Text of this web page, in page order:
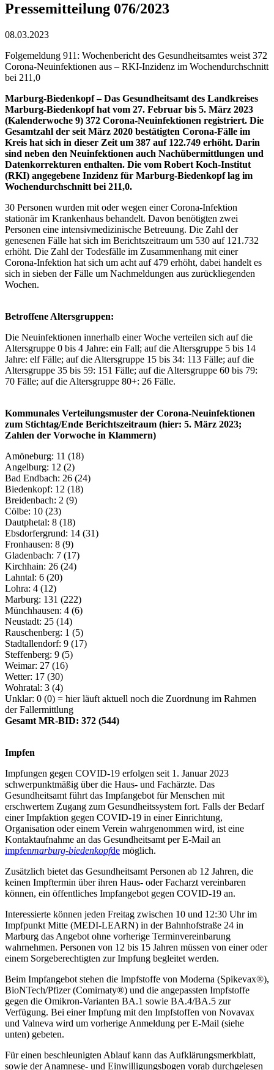
Pressemitteilung 076/2023
08.03.2023
Folgemeldung 911: Wochenbericht des Gesundheitsamtes weist 372
Corona-Neuinfektionen aus – RKI-Inzidenz im Wochendurchschnitt
bei 211,0
Marburg-Biedenkopf – Das Gesundheitsamt des Landkreises
Marburg-Biedenkopf hat vom 27. Februar bis 5. März 2023
(Kalenderwoche 9) 372 Corona-Neuinfektionen registriert. Die
Gesamtzahl der seit März 2020 bestätigten Corona-Fälle im
Kreis hat sich in dieser Zeit um 387 auf 122.749 erhöht. Darin
sind neben den Neuinfektionen auch Nachübermittlungen und
Datenkorrekturen enthalten. Die vom Robert Koch-Institut
(RKI) angegebene Inzidenz für Marburg-Biedenkopf lag im
Wochendurchschnitt bei 211,0.
30 Personen wurden mit oder wegen einer Corona-Infektion
stationär im Krankenhaus behandelt. Davon benötigten zwei
Personen eine intensivmedizinische Betreuung. Die Zahl der
genesenen Fälle hat sich im Berichtszeitraum um 530 auf 121.732
erhöht. Die Zahl der Todesfälle im Zusammenhang mit einer
Corona-Infektion hat sich um acht auf 479 erhöht, dabei handelt es
sich in sieben der Fälle um Nachmeldungen aus zurückliegenden
Wochen.
Betroffene Altersgruppen:
Die Neuinfektionen innerhalb einer Woche verteilen sich auf die
Altersgruppe 0 bis 4 Jahre: ein Fall; auf die Altersgruppe 5 bis 14
Jahre: elf Fälle; auf die Altersgruppe 15 bis 34: 113 Fälle; auf die
Altersgruppe 35 bis 59: 151 Fälle; auf die Altersgruppe 60 bis 79:
70 Fälle; auf die Altersgruppe 80+: 26 Fälle.
Kommunales Verteilungsmuster der Corona-Neuinfektionen
zum Stichtag/Ende Berichtszeitraum (hier: 5. März 2023;
Zahlen der Vorwoche in Klammern)
Amöneburg: 11 (18)
Angelburg: 12 (2)
Bad Endbach: 26 (24)
Biedenkopf: 12 (18)
Breidenbach: 2 (9)
Cölbe: 10 (23)
Dautphetal: 8 (18)
Ebsdorfergrund: 14 (31)
Fronhausen: 8 (9)
Gladenbach: 7 (17)
Kirchhain: 26 (24)
Lahntal: 6 (20)
Lohra: 4 (12)
Marburg: 131 (222)
Münchhausen: 4 (6)
Neustadt: 25 (14)
Rauschenberg: 1 (5)
Stadtallendorf: 9 (17)
Steffenberg: 9 (5)
Weimar: 27 (16)
Wetter: 17 (30)
Wohratal: 3 (4)
Unklar: 0 (0) = hier läuft aktuell noch die Zuordnung im Rahmen
der Fallermittlung
Gesamt MR-BID: 372 (544)
Impfen
Impfungen gegen COVID-19 erfolgen seit 1. Januar 2023
schwerpunktmäßig über die Haus- und Fachärzte. Das
Gesundheitsamt führt das Impfangebot für Menschen mit
erschwertem Zugang zum Gesundheitssystem fort. Falls der Bedarf
einer Impfaktion gegen COVID-19 in einer Einrichtung,
Organisation oder einem Verein wahrgenommen wird, ist eine
Kontaktaufnahme an das Gesundheitsamt per E-Mail an
impfenmarburg-biedenkopfde möglich.
Zusätzlich bietet das Gesundheitsamt Personen ab 12 Jahren, die
keinen Impftermin über ihren Haus- oder Facharzt vereinbaren
können, ein öffentliches Impfangebot gegen COVID-19 an.
Interessierte können jeden Freitag zwischen 10 und 12:30 Uhr im
Impfpunkt Mitte (MEDI-LEARN) in der Bahnhofstraße 24 in
Marburg das Angebot ohne vorherige Terminvereinbarung
wahrnehmen. Personen von 12 bis 15 Jahren müssen von einer oder
einem Sorgeberechtigten zur Impfung begleitet werden.
Beim Impfangebot stehen die Impfstoffe von Moderna (Spikevax®),
BioNTech/Pfizer (Comirnaty®) und die angepassten Impfstoffe
gegen die Omikron-Varianten BA.1 sowie BA.4/BA.5 zur
Verfügung. Bei einer Impfung mit den Impfstoffen von Novavax
und Valneva wird um vorherige Anmeldung per E-Mail (siehe
unten) gebeten.
Für einen beschleunigten Ablauf kann das Aufklärungsmerkblatt,
sowie der Anamnese- und Einwilligungsbogen vorab durchgelesen